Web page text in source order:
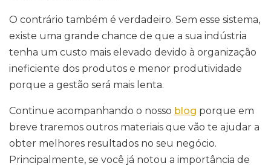
O contrário também é verdadeiro. Sem esse sistema,
existe uma grande chance de que a sua indústria
tenha um custo mais elevado devido à organização
ineficiente dos produtos e menor produtividade
porque a gestão será mais lenta.
Continue acompanhando o nosso blog porque em
breve traremos outros materiais que vão te ajudar a
obter melhores resultados no seu negócio.
Principalmente, se você já notou a importância de